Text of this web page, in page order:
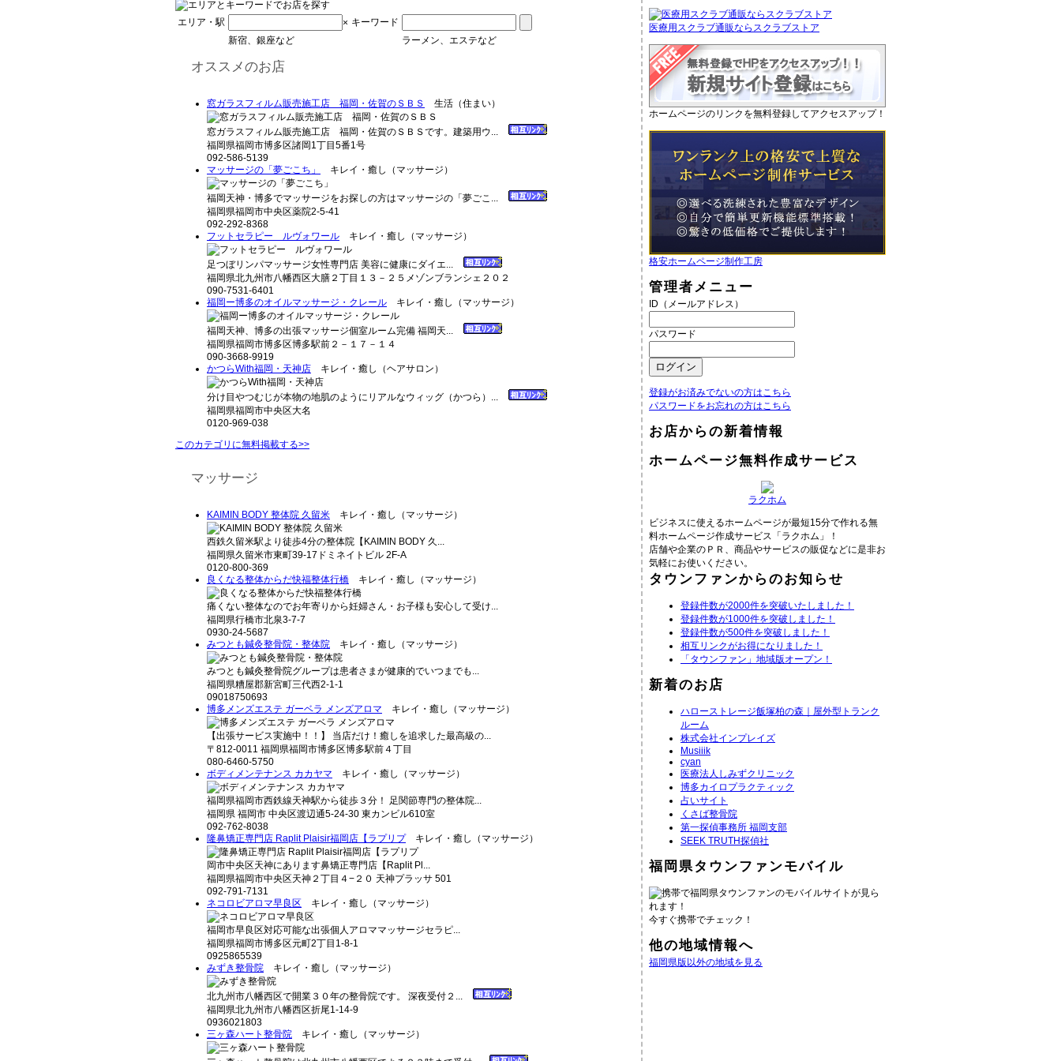
エリア・駅 × キーワード
新宿、銀座など
ラーメン、エステなど
オススメのお店
窓ガラスフィルム販売施工店 福岡・佐賀のＳＢＳ 生活（住まい）
窓ガラスフィルム販売施工店 福岡・佐賀のＳＢＳです。建築用ウ...
福岡県福岡市博多区諸岡1丁目5番1号
092-586-5139
マッサージの「夢ごこち」
キレイ・癒し（マッサージ）
福岡天神・博多でマッサージをお探しの方はマッサージの「夢ごこ...
福岡県福岡市中央区薬院2-5-41
092-292-8368
フットセラピー ルヴォワール キレイ・癒し（マッサージ）
足つぼリンパマッサージ女性専門店 美容に健康にダイエ...
福岡県北九州市八幡西区大膳２丁目１３－２５メゾンブランシェ２０２
090-7531-6401
福岡ー博多のオイルマッサージ・クレール キレイ・癒し（マッサージ）
福岡天神、博多の出張マッサージ個室ルーム完備 福岡天...
福岡県福岡市博多区博多駅前２－１７－１４
090-3668-9919
かつらWith福岡・天神店 キレイ・癒し（ヘアサロン）
分け目やつむじが本物の地肌のようにリアルなウィッグ（かつら）...
福岡県福岡市中央区大名
0120-969-038
このカテゴリに無料掲載する>>
マッサージ
KAIMIN BODY 整体院 久留米 キレイ・癒し（マッサージ）
西鉄久留米駅より徒歩4分の整体院【KAIMIN BODY 久...
福岡県久留米市東町39-17ドミネイトビル 2F-A
0120-800-369
良くなる整体からだ快福整体行橋 キレイ・癒し（マッサージ）
痛くない整体なのでお年寄りから妊婦さん・お子様も安心して受け...
福岡県行橋市北泉3-7-7
0930-24-5687
みつとも鍼灸整骨院・整体院 キレイ・癒し（マッサージ）
みつとも鍼灸整骨院グループは患者さまが健康的でいつまでも...
福岡県糟屋郡新宮町三代西2-1-1
09018750693
博多メンズエステ ガーベラ メンズアロマ キレイ・癒し（マッサージ）
【出張サービス実施中！！】 当店だけ！癒しを追求した最高級の...
〒812-0011 福岡県福岡市博多区博多駅前４丁目
080-6460-5750
ボディメンテナンス カカヤマ キレイ・癒し（マッサージ）
福岡県福岡市西鉄線天神駅から徒歩３分！ 足関節専門の整体院...
福岡県 福岡市 中央区渡辺通5-24-30 東カンビル610室
092-762-8038
隆鼻矯正専門店 Raplit Plaisir福岡店【ラプリプキレイ・癒し（マッサージ）
岡市中央区天神にあります鼻矯正専門店【Raplit Pl...
福岡県福岡市中央区天神２丁目４−２０ 天神プラッサ 501
092-791-7131
ネコロビアロマ早良区 キレイ・癒し（マッサージ）
福岡市早良区対応可能な出張個人アロママッサージセラピ...
福岡県福岡市博多区元町2丁目1-8-1
0925865539
みずき整骨院 キレイ・癒し（マッサージ）
北九州市八幡西区で開業３０年の整骨院です。 深夜受付２...
福岡県北九州市八幡西区折尾1-14-9
0936021803
三ヶ森ハート整骨院 キレイ・癒し（マッサージ）
医療用スクラブ通販ならスクラブストア
ホームページのリンクを無料登録してアクセスアップ！
格安ホームページ制作工房
管理者メニュー
ID（メールアドレス）
パスワード
登録がお済みでないの方はこちら
パスワードをお忘れの方はこちら
お店からの新着情報
ホームページ無料作成サービス
ラクホム
ビジネスに使えるホームページが最短15分で作れる無
料ホームページ作成サービス「ラクホム」！
店舗や企業のＰＲ、商品やサービスの販促などに是非お
気軽にお使いください。
タウンファンからのお知らせ
登録件数が2000件を突破いたしました！
登録件数が1000件を突破しました！
登録件数が500件を突破しました！
相互リンクがお得になりました！
「タウンファン」地域版オープン！
新着のお店
ハローストレージ飯塚柏の森｜屋外型トランク
ルーム
株式会社インプレイズ
Musiiik
cyan
医療法人しみずクリニック
博多カイロプラクティック
占いサイト
くさば整骨院
第一探偵事務所 福岡支部
SEEK TRUTH探偵社
福岡県タウンファンモバイル
携帯で福岡県タウンファンのモバイルサイトが見ら
れます！
今すぐ携帯でチェック！
他の地域情報へ
福岡県版以外の地域を見る